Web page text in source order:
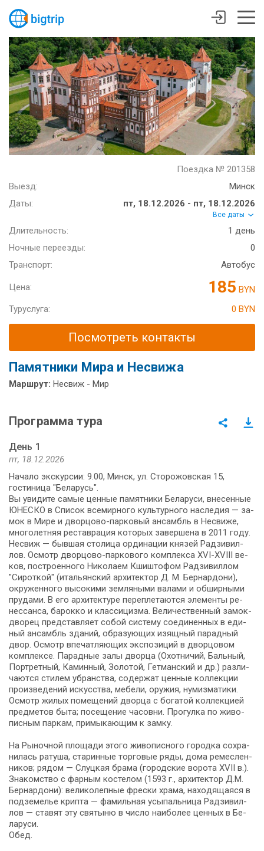
Поездка № 201358
Выезд:
Минск
Даты:
пт, 18.12.2026 - пт, 18.12.2026
Все даты
Длительность:
1 день
Ночные переезды:
0
Транспорт:
Автобус
Цена: 185 BYN
Туруслуга:
0 BYN
Посмотреть контакты
Памятники Мира и Несвижа
Маршрут: Несвиж - Мир
Программа тура
День 1
пт, 18.12.2026
Начало экскурсии: 9.00, Минск, ул. Сторожовская 15,
гостиница "Беларусь".
Вы уви­ди­те са­мые цен­ные па­мят­ни­ки Бе­ла­ру­си, вне­сен­ные
ЮНЕСКО в Спи­сок все­мир­но­го куль­тур­но­го на­сле­дия — за­
мок в Мире и дворцово-парковый ан­самбль в Не­сви­же,
мно­го­лет­няя ре­став­ра­ция ко­то­рых за­вер­ше­на в 2011 го­ду.
Несвиж — бывшая столица ор­ди­на­ции кня­зей Рад­зи­вил­
лов. Осмотр дворцово-паркового комплекса XVI-XVIII ве­
ков, по­стро­ен­но­го Ни­ко­ла­ем Кшишто­фом Рад­зи­вил­лом
"Си­рот­кой" (итальянский ар­хи­тек­тор Д. М. Бер­нар­до­ни),
окру­жен­но­го вы­со­ки­ми зем­ля­ны­ми ва­ла­ми и об­шир­ны­ми
пру­да­ми. В его ар­хи­тек­ту­ре пе­ре­пле­та­ют­ся эле­мен­ты ре­
нес­сан­са, ба­рок­ко и клас­си­циз­ма. Ве­ли­чест­вен­ный замок-
дворец пред­став­ля­ет со­бой си­сте­му со­еди­нен­ных в еди­
ный ан­самбль зда­ний, об­ра­зую­щих изящ­ный па­рад­ный
двор. Осмотр впе­чат­ляю­щих экс­по­зи­ций в двор­цо­вом
ком­плек­се. Парадные за­лы двор­ца (Охот­ни­чий, Баль­ный,
Порт­рет­ный, Ка­мин­ный, Зо­ло­той, Гет­ман­ский и др.) раз­ли­
ча­ют­ся сти­лем убран­ства, со­дер­жат цен­ные кол­лек­ции
про­из­ве­де­ний ис­кус­ства, ме­бе­ли, ору­жия, ну­миз­ма­ти­ки.
Осмотр жи­лых по­ме­ще­ний двор­ца с бо­га­той кол­лек­ци­ей
пред­ме­тов бы­та; посещение ча­сов­ни. Прогулка по жи­во­
пис­ным паркам, при­мы­каю­щим к зам­ку.
На Рыночной пло­ща­ди это­го жи­во­пис­но­го го­род­ка со­хра­
ни­лась ра­ту­ша, ста­рин­ные тор­го­вые ря­ды, до­ма ре­мес­лен­
ни­ков; ря­дом — Слуц­кая бра­ма (го­род­ские во­ро­та XVII в.).
Зна­ком­ство с фарным костелом (1593 г., ар­хи­тек­тор Д.М.
Бер­нар­до­ни): ве­ли­ко­леп­ные фрес­ки хра­ма, на­хо­дя­ща­я­ся в
под­зе­ме­лье крипта — фа­миль­ная усы­паль­ни­ца Рад­зи­вил­
лов — ста­вят эту свя­ты­ню в чис­ло наи­бо­лее цен­ных в Бе­
ла­ру­си.
Обед.